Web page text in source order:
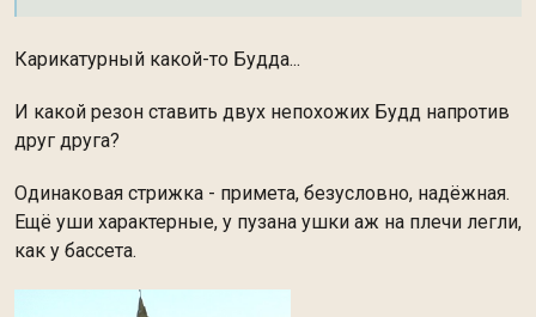
Карикатурный какой-то Будда...
И какой резон ставить двух непохожих Будд напротив
друг друга?
Одинаковая стрижка - примета, безусловно, надёжная.
Ещё уши характерные, у пузана ушки аж на плечи легли,
как у бассета.